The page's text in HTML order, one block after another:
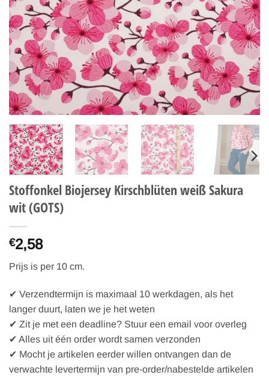
Stoffonkel Biojersey Kirschblüten weiß Sakura
wit (GOTS)
€2,58
Prijs is per 10 cm.
✔ Verzendtermijn is maximaal 10 werkdagen, als het
langer duurt, laten we je het weten
✔ Zit je met een deadline? Stuur een email voor overleg
✔ Alles uit één order wordt samen verzonden
✔ Mocht je artikelen eerder willen ontvangen dan de
verwachte levertermijn van pre-order/nabestelde artikelen